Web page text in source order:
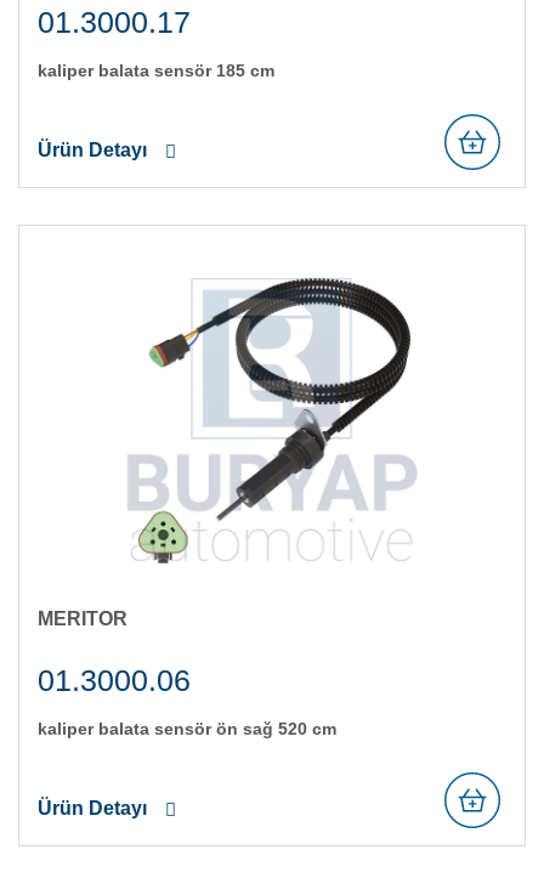
01.3000.17
kali̇per balata sensör 185 cm
Ürün Detayı
MERITOR
01.3000.06
kali̇per balata sensör ön sağ 520 cm
Ürün Detayı